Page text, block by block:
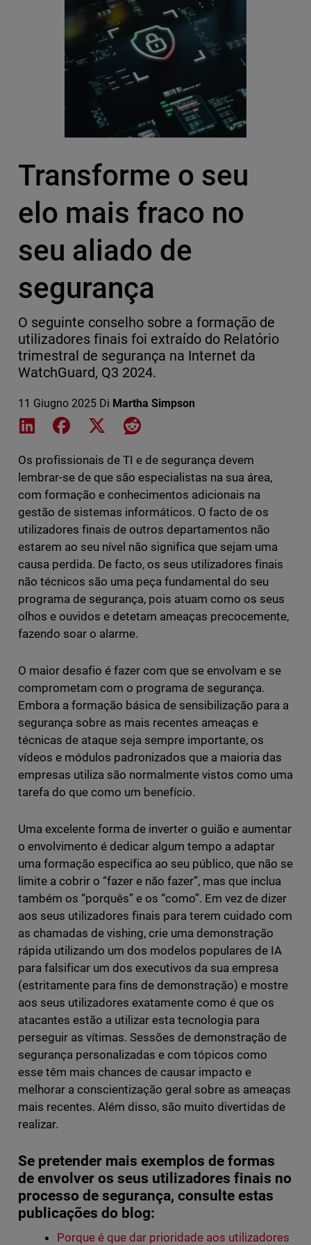
Transforme o seu
elo mais fraco no
seu aliado de
segurança
O seguinte conselho sobre a formação de
utilizadores finais foi extraído do Relatório
trimestral de segurança na Internet da
WatchGuard, Q3 2024.
11 Giugno 2025 Di Martha Simpson
Share on LinkedIn
Share on Facebook
Share on XShare on Reddit
Os profissionais de TI e de segurança devem
lembrar-se de que são especialistas na sua área,
com formação e conhecimentos adicionais na
gestão de sistemas informáticos. O facto de os
utilizadores finais de outros departamentos não
estarem ao seu nível não significa que sejam uma
causa perdida. De facto, os seus utilizadores finais
não técnicos são uma peça fundamental do seu
programa de segurança, pois atuam como os seus
olhos e ouvidos e detetam ameaças precocemente,
fazendo soar o alarme.
O maior desafio é fazer com que se envolvam e se
comprometam com o programa de segurança.
Embora a formação básica de sensibilização para a
segurança sobre as mais recentes ameaças e
técnicas de ataque seja sempre importante, os
vídeos e módulos padronizados que a maioria das
empresas utiliza são normalmente vistos como uma
tarefa do que como um benefício.
Uma excelente forma de inverter o guião e aumentar
o envolvimento é dedicar algum tempo a adaptar
uma formação específica ao seu público, que não se
limite a cobrir o “fazer e não fazer”, mas que inclua
também os “porquês” e os “como”. Em vez de dizer
aos seus utilizadores finais para terem cuidado com
as chamadas de vishing, crie uma demonstração
rápida utilizando um dos modelos populares de IA
para falsificar um dos executivos da sua empresa
(estritamente para fins de demonstração) e mostre
aos seus utilizadores exatamente como é que os
atacantes estão a utilizar esta tecnologia para
perseguir as vítimas. Sessões de demonstração de
segurança personalizadas e com tópicos como
esse têm mais chances de causar impacto e
melhorar a conscientização geral sobre as ameaças
mais recentes. Além disso, são muito divertidas de
realizar.
Se pretender mais exemplos de formas
de envolver os seus utilizadores finais no
processo de segurança, consulte estas
publicações do blog:
Porque é que dar prioridade aos utilizadores